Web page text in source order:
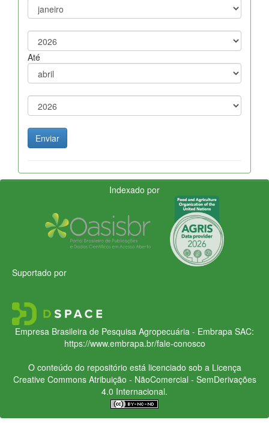
Até
Indexado por
Suportado por
Empresa Brasileira de Pesquisa Agropecuária - Embrapa SAC:
https://www.embrapa.br/fale-conosco
O conteúdo do repositório está licenciado sob a Licença
Creative CommonsAtribuição - NãoComercial - SemDerivações
4.0 Internacional.